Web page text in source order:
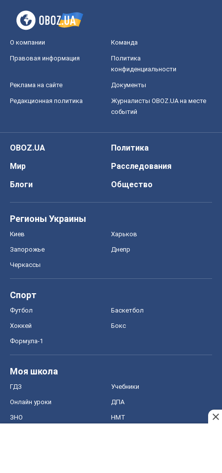
О компании Команда
Правовая информация
Политика
конфиденциальности
Реклама на сайте Документы
Редакционная политика
Журналисты OBOZ.UA на месте
событий
OBOZ.UA
Политика
Мир
Расследования
Блоги
Общество
Регионы Украины
Киев Харьков
Запорожье Днепр
Черкассы
Спорт
Футбол Баскетбол
Хоккей Бокс
Формула-1
Моя школа
ГДЗ Учебники
Онлайн уроки ДПА
ЗНО НМТ